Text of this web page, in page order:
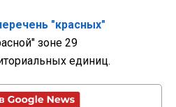
"красных"
зоне 29
единиц.